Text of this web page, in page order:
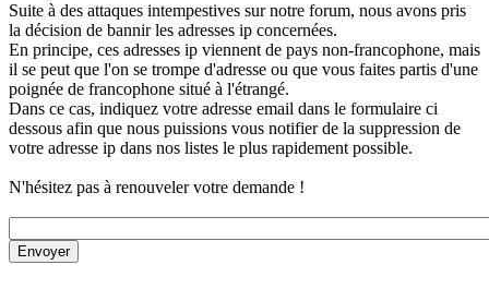
Suite à des attaques intempestives sur notre forum, nous avons pris
la décision de bannir les adresses ip concernées.
En principe, ces adresses ip viennent de pays non-francophone, mais
il se peut que l'on se trompe d'adresse ou que vous faites partis d'une
poignée de francophone situé à l'étrangé.
Dans ce cas, indiquez votre adresse email dans le formulaire ci
dessous afin que nous puissions vous notifier de la suppression de
votre adresse ip dans nos listes le plus rapidement possible.
N'hésitez pas à renouveler votre demande !